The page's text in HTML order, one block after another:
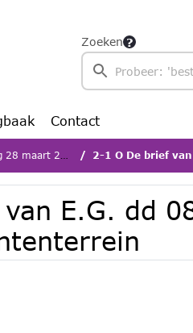
Zoeken
Contact
maart 2024) 2-1 O De brief van
E.G. dd